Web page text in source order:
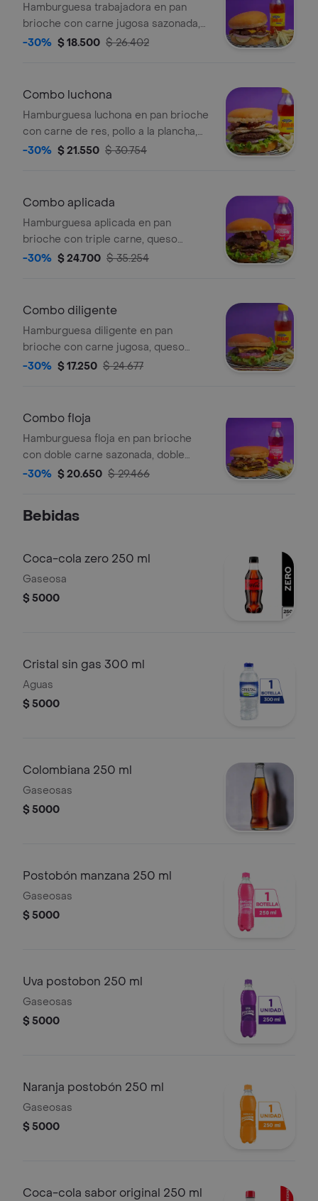
Hamburguesa trabajadora en pan
brioche con carne jugosa sazonada,
queso americano, mermelada de
francesas
-30% $ 18.500 $ 26.402
Combo luchona
Hamburguesa luchona en pan brioche
con carne de res, pollo a la plancha,
costilla ahumada, huevo, lechuga,
francesas
-30% $ 21.550 $ 30.754
Combo aplicada
Hamburguesa aplicada en pan
brioche con triple carne, queso
americano, lechuga, tomate, cebolla
papas francesas
-30% $ 24.700 $ 35.254
Combo diligente
Hamburguesa diligente en pan
brioche con carne jugosa, queso
americano, lechuga, tomate, cebolla
francesas
-30% $ 17.250 $ 24.677
Combo floja
Hamburguesa floja en pan brioche
con doble carne sazonada, doble
queso americano, pepinillo dulce,
francesas
-30% $ 20.650 $ 29.466
Bebidas
Coca-cola zero 250 ml
Gaseosa
$ 5000
Cristal sin gas 300 ml
Aguas
$ 5000
Colombiana 250 ml
Gaseosas
$ 5000
Postobón manzana 250 ml
Gaseosas
$ 5000
Uva postobon 250 ml
Gaseosas
$ 5000
Naranja postobón 250 ml
Gaseosas
$ 5000
Coca-cola sabor original 250 ml